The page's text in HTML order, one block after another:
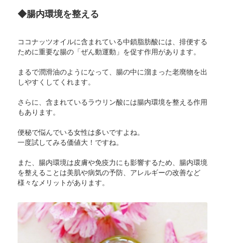
◆腸内環境を整える
ココナッツオイルに含まれている中鎖脂肪酸には、排便する
ために重要な腸の「ぜん動運動」を促す作用があります。
まるで潤滑油のようになって、腸の中に溜まった老廃物を出
しやすくしてくれます。
さらに、含まれているラウリン酸には腸内環境を整える作用
もあります。
便秘で悩んでいる女性は多いですよね。
一度試してみる価値大！ですね。
また、腸内環境は皮膚や免疫力にも影響するため、腸内環境
を整えることは美肌や病気の予防、アレルギーの改善など
様々なメリットがあります。